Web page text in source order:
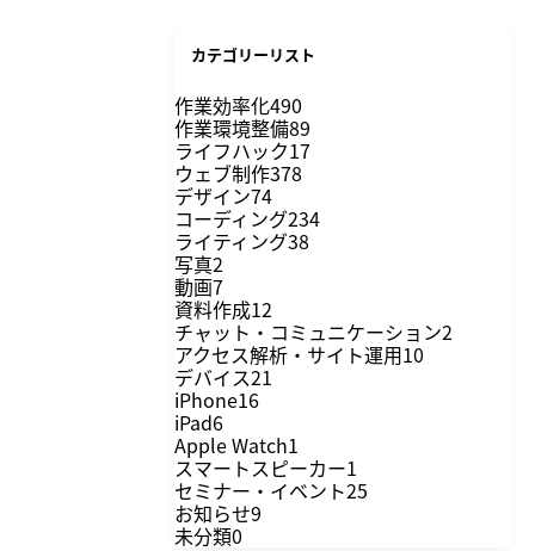
カテゴリーリスト
作業効率化490
作業環境整備89
ライフハック17
ウェブ制作378
デザイン74
コーディング234
ライティング38
写真2
動画7
資料作成12
チャット・コミュニケーション2
アクセス解析・サイト運用10
デバイス21
iPhone16
iPad6
Apple Watch1
スマートスピーカー1
セミナー・イベント25
お知らせ9
未分類0